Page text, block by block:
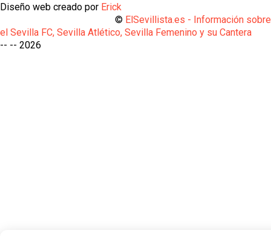
Diseño web creado por Erick
© ElSevillista.es - Información sobre
el Sevilla FC, Sevilla Atlético, Sevilla Femenino y su Cantera
-- -- 2026